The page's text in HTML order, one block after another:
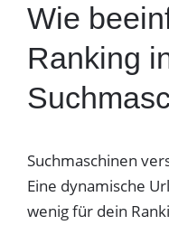
Wie
Ranking
Suchmaschinen
Eine dynamische
wenig für dein